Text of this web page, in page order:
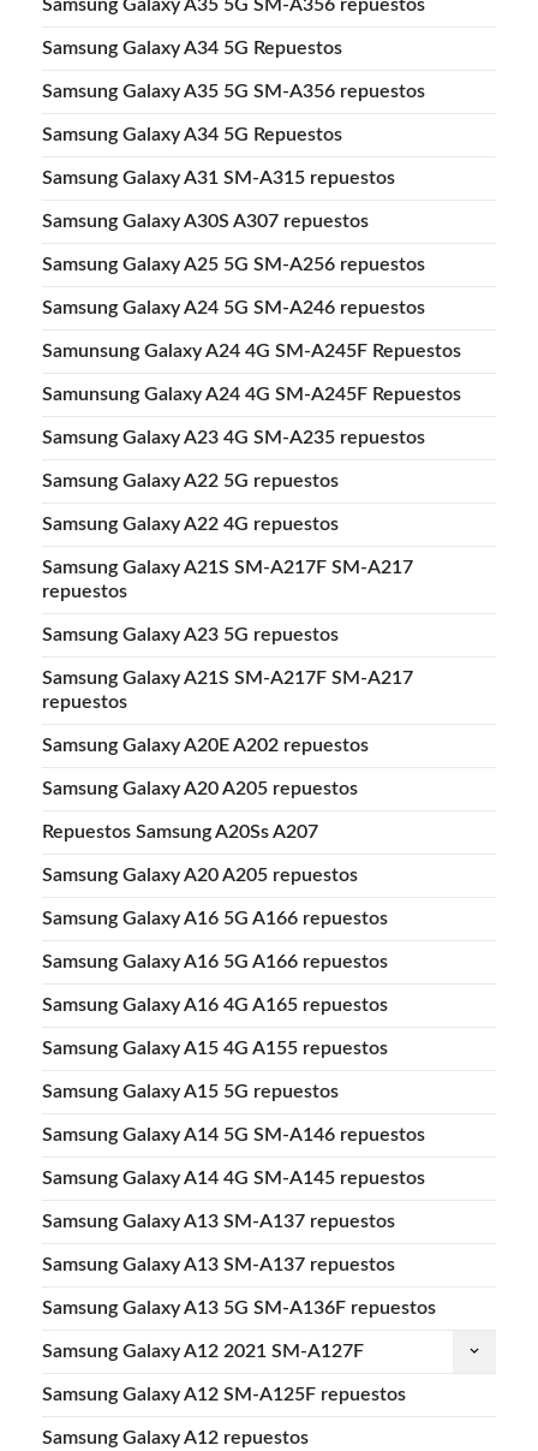
Samsung Galaxy A35 5G SM-A356 repuestos
Samsung Galaxy A34 5G Repuestos
Samsung Galaxy A35 5G SM-A356 repuestos
Samsung Galaxy A34 5G Repuestos
Samsung Galaxy A31 SM-A315 repuestos
Samsung Galaxy A30S A307 repuestos
Samsung Galaxy A25 5G SM-A256 repuestos
Samsung Galaxy A24 5G SM-A246 repuestos
Samunsung Galaxy A24 4G SM-A245F Repuestos
Samunsung Galaxy A24 4G SM-A245F Repuestos
Samsung Galaxy A23 4G SM-A235 repuestos
Samsung Galaxy A22 5G repuestos
Samsung Galaxy A22 4G repuestos
Samsung Galaxy A21S SM-A217F SM-A217
repuestos
Samsung Galaxy A23 5G repuestos
Samsung Galaxy A21S SM-A217F SM-A217
repuestos
Samsung Galaxy A20E A202 repuestos
Samsung Galaxy A20 A205 repuestos
Repuestos Samsung A20Ss A207
Samsung Galaxy A20 A205 repuestos
Samsung Galaxy A16 5G A166 repuestos
Samsung Galaxy A16 5G A166 repuestos
Samsung Galaxy A16 4G A165 repuestos
Samsung Galaxy A15 4G A155 repuestos
Samsung Galaxy A15 5G repuestos
Samsung Galaxy A14 5G SM-A146 repuestos
Samsung Galaxy A14 4G SM-A145 repuestos
Samsung Galaxy A13 SM-A137 repuestos
Samsung Galaxy A13 SM-A137 repuestos
Samsung Galaxy A13 5G SM-A136F repuestos
Samsung Galaxy A12 2021 SM-A127F keyboard_arrow_down
Samsung Galaxy A12 SM-A125F repuestos
Samsung Galaxy A12 repuestos